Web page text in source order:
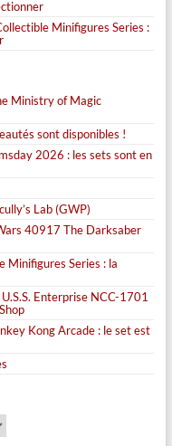
Minifigures Series :
Ministry of Magic
sont disponibles !
2026 : les sets sont en
Lab (GWP)
40917 The Darksaber
Minifigures Series : la
Enterprise NCC-1701
Kong Arcade : le set est